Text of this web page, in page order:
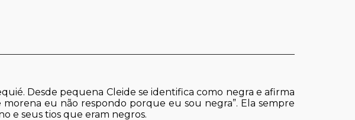
Desde pequena Cleide se identifica como negra e afirma
eu não respondo porque eu sou negra”. Ela sempre
e seus tios que eram negros.